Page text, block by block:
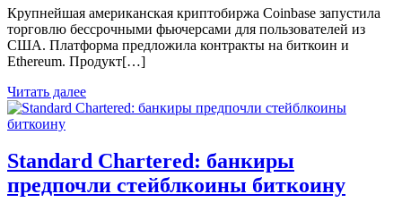
Крупнейшая американская криптобиржа Coinbase запустила
торговлю бессрочными фьючерсами для пользователей из
США. Платформа предложила контракты на биткоин и
Ethereum. Продукт[…]
Читать далее
Standard Chartered: банкиры
предпочли стейблкоины биткоину